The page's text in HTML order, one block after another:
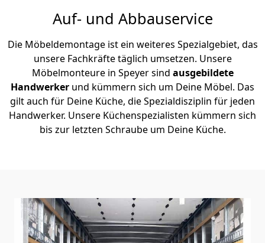
Auf- und Abbauservice
Die Möbeldemontage ist ein weiteres Spezialgebiet, das
unsere Fachkräfte täglich umsetzen. Unsere
Möbelmonteure in Speyer sind ausgebildete
Handwerker und kümmern sich um Deine Möbel. Das
gilt auch für Deine Küche, die Spezialdisziplin für jeden
Handwerker. Unsere Küchenspezialisten kümmern sich
bis zur letzten Schraube um Deine Küche.